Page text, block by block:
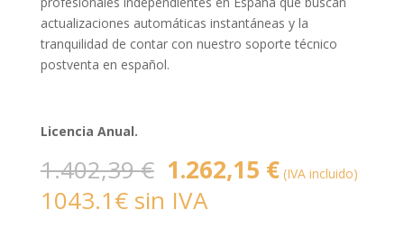
actualizaciones automáticas instantáneas y la
tranquilidad de contar con nuestro soporte técnico
postventa en español.
Licencia Anual.
1.402,39€ El
precio
original
1.262,15 €El
precio
(IVA incluido)
1043.1€ sin IVA